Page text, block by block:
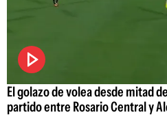
El golazo de volea desde mitad
partido entre Rosario Central y